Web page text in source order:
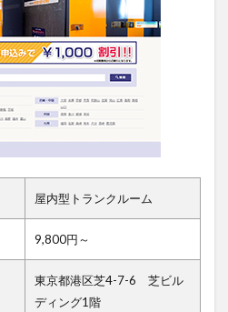
屋内型トランクルーム
9,800円～
東京都港区芝4-7-6 芝ビル
ディング1階